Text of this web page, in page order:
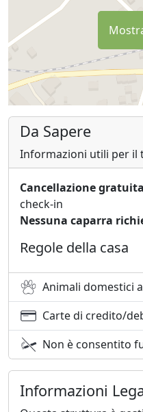
Da Sapere
Informazioni utili per il
Cancellazione gratuita
check-in
Nessuna caparra
Regole della casa
Animali domestici
Carte di credito/
Non è consentito
Informazioni